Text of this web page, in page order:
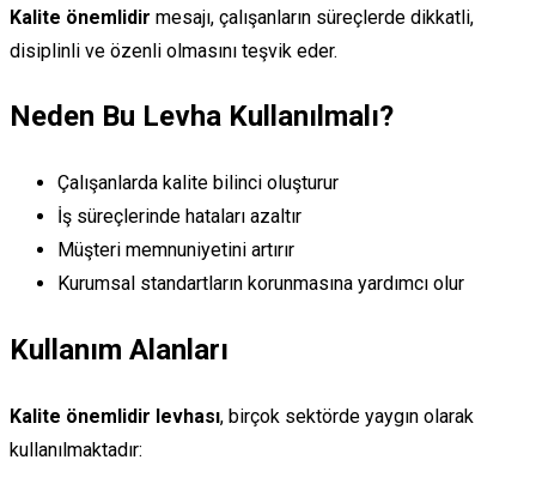
Kalite önemlidir mesajı, çalışanların süreçlerde dikkatli,
disiplinli ve özenli olmasını teşvik eder.
Neden Bu Levha Kullanılmalı?
Çalışanlarda kalite bilinci oluşturur
İş süreçlerinde hataları azaltır
Müşteri memnuniyetini artırır
Kurumsal standartların korunmasına yardımcı olur
Kullanım Alanları
Kalite önemlidir levhası, birçok sektörde yaygın olarak
kullanılmaktadır: